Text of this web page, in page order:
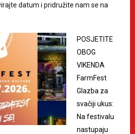
datum i pridružite nam se na
POSJETITE
OBOG
VIKENDA
FarmFest
Glazba za
svačiji ukus:
Na festivalu
nastupaju